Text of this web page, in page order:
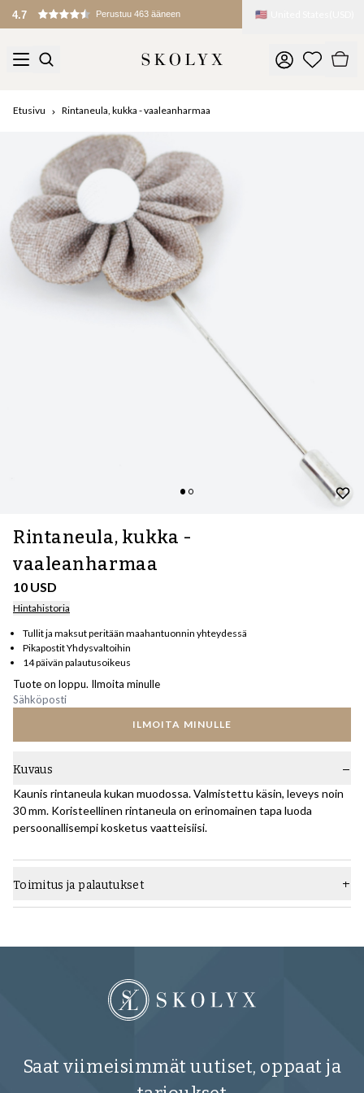
4.7 Perustuu 463 ääneen 🇺🇸
Etusivu Rintaneula, kukka - vaaleanharmaa
Rintaneula, kukka -
vaaleanharmaa
10 USD
Hintahistoria
Tullit ja maksut peritään maahantuonnin yhteydessä
Pikapostit Yhdysvaltoihin
14 päivän palautusoikeus
Tuote on loppu. Ilmoita minulle
ILMOITA MINULLE
Kuvaus
Kaunis rintaneula kukan muodossa. Valmistettu käsin, leveys noin
30 mm. Koristeellinen rintaneula on erinomainen tapa luoda
persoonallisempi kosketus vaatteisiisi.
Toimitus ja palautukset
Saat viimeisimmät uutiset, oppaat ja